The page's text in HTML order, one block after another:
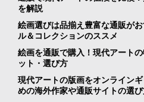
を解説
絵画選びは品揃え豊富な通販が
ル＆コレクションのススメ
絵画を通販で購入！現代アート
ット・選び方
現代アートの版画をオンライン
めの海外作家や通販サイトの選